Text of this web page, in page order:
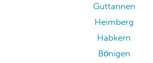
Guttannen
Heimberg
Habkern
Bönigen